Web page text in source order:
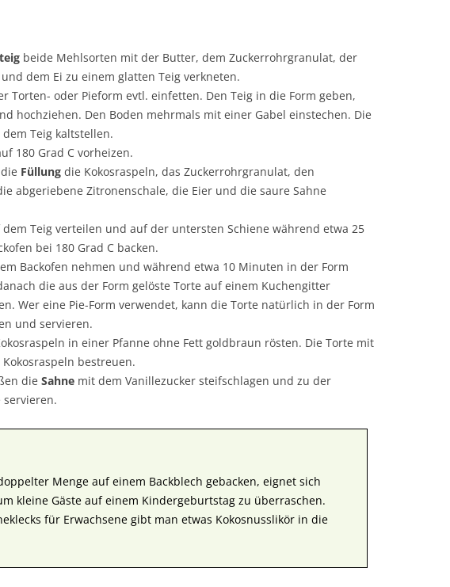
beide Mehlsorten mit der Butter, dem Zuckerrohrgranulat, der
dem Ei zu einem glatten Teig verkneten.
Torten- oder Pieform evtl. einfetten. Den Teig in die Form geben,
hochziehen. Den Boden mehrmals mit einer Gabel einstechen. Die
Teig kaltstellen.
180 Grad C vorheizen.
Füllung die Kokosraspeln, das Zuckerrohrgranulat, den
abgeriebene Zitronenschale, die Eier und die saure Sahne
dem Teig verteilen und auf der untersten Schiene während etwa 25
bei 180 Grad C backen.
Backofen nehmen und während etwa 10 Minuten in der Form
die aus der Form gelöste Torte auf einem Kuchengitter
Wer eine Pie-Form verwendet, kann die Torte natürlich in der Form
und servieren.
in einer Pfanne ohne Fett goldbraun rösten. Die Torte mit
bestreuen.
die Sahne mit dem Vanillezucker steifschlagen und zu der
servieren.
Menge auf einem Backblech gebacken, eignet sich
kleine Gäste auf einem Kindergeburtstag zu überraschen.
für Erwachsene gibt man etwas Kokosnusslikör in die